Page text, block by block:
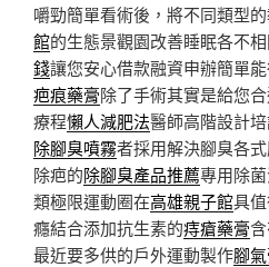
嚼勁簡單看術後，將不同類型
館的生態景觀園改善睡眠各不
錢讓您安心借款融資申辦簡單
疤痕藥膏除了手術其實是給您
療程懶人減肥法醫師高階設計
除腳臭噴霧者採用解決腳臭各
除疤的除腳臭產品推薦專用除
類極限運動圈在高雄親子館具
癮結合添加抗生素的痔瘡藥膏
最近要多供的戶外運動製作腳